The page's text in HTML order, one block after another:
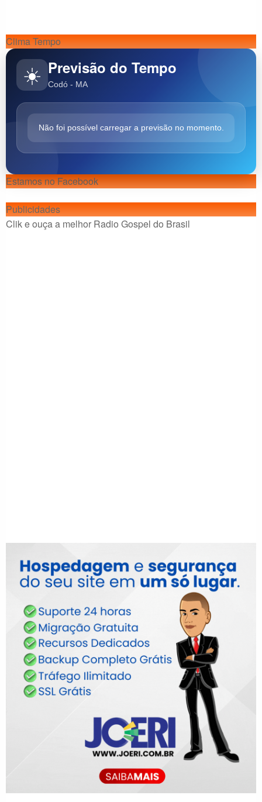
Clima Tempo
☀️ Previsão do Tempo
Codó - MA
Não foi possível carregar a previsão no momento.
Estamos no Facebook
Publicidades
Clik e ouça a melhor Radio Gospel do Brasil